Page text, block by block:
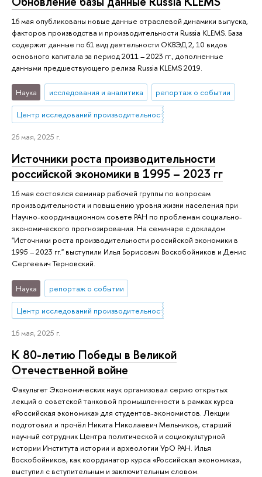
16 мая опубликованы новые данные отраслевой динамики выпуска,
факторов производства и производительности Russia KLEMS. База
содержит данные по 61 вид деятельности ОКВЭД 2, 10 видов
основного капитала за период 2011 – 2023 гг., дополненные
данными предшествующего релиза Russia KLEMS 2019.
Наука исследования и аналитика репортаж о событии
Центр исследований производительности
26 мая, 2025 г.
Источники роста производительности
российской экономики в 1995 – 2023 гг
16 мая состоялся семинар рабочей группы по вопросам
производительности и повышению уровня жизни населения при
Научно-координационном совете РАН по проблемам социально-
экономического прогнозирования. На семинаре с докладом
"Источники роста производительности российской экономики в
1995 – 2023 гг." выступили Илья Борисович Воскобойников и Денис
Сергеевич Терновский.
Наука репортаж о событии
Центр исследований производительности
16 мая, 2025 г.
К 80-летию Победы в Великой
Отечественной войне
Факультет Экономических наук организовал серию открытых
лекций о советской танковой промышленности в рамках курса
«Российская экономика» для студентов-экономистов. Лекции
подготовил и прочёл Никита Николаевич Мельников, старший
научный сотрудник Центра политической и социокультурной
истории Института истории и археологии УрО РАН. Илья
Воскобойников, как координатор курса «Российская экономика»,
выступил с вступительным и заключительным словом.